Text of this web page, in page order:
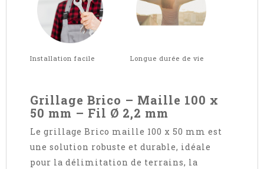
Installation facile Longue durée de vie
Grillage Brico – Maille 100 x
50 mm – Fil Ø 2,2 mm
Le grillage Brico maille 100 x 50 mm est
une solution robuste et durable, idéale
pour la délimitation de terrains, la